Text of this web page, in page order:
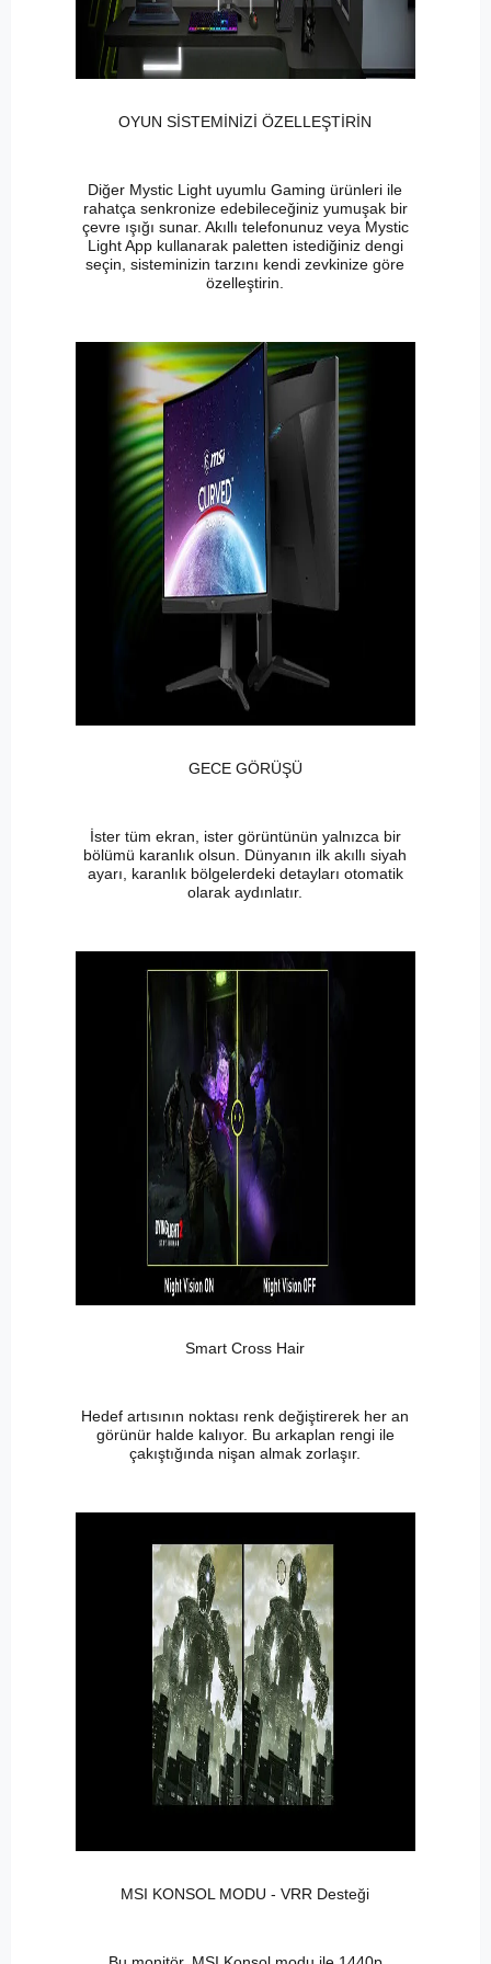
OYUN SİSTEMİNİZİ ÖZELLEŞTİRİN
Diğer Mystic Light uyumlu Gaming ürünleri ile
rahatça senkronize edebileceğiniz yumuşak bir
çevre ışığı sunar. Akıllı telefonunuz veya Mystic
Light App kullanarak paletten istediğiniz dengi
seçin, sisteminizin tarzını kendi zevkinize göre
özelleştirin.
GECE GÖRÜŞÜ
İster tüm ekran, ister görüntünün yalnızca bir
bölümü karanlık olsun. Dünyanın ilk akıllı siyah
ayarı, karanlık bölgelerdeki detayları otomatik
olarak aydınlatır.
Smart Cross Hair
Hedef artısının noktası renk değiştirerek her an
görünür halde kalıyor. Bu arkaplan rengi ile
çakıştığında nişan almak zorlaşır.
MSI KONSOL MODU - VRR Desteği